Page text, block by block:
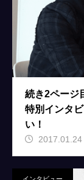
続き2ページ
特別インタ
い！
2017.01.24